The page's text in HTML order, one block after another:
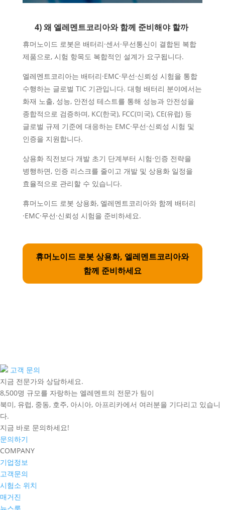
4) 왜 엘레멘트코리아와 함께 준비해야 할까
휴머노이드 로봇은 배터리·센서·무선통신이 결합된 복합
제품으로, 시험 항목도 복합적인 설계가 요구됩니다.
엘레멘트코리아는 배터리·EMC·무선·신뢰성 시험을 통합
수행하는 글로벌 TIC 기관입니다. 대형 배터리 분야에서는
화재 노출, 성능, 안전성 테스트를 통해 성능과 안전성을
종합적으로 검증하며, KC(한국), FCC(미국), CE(유럽)등
글로벌 규제 기준에 대응하는 EMC·무선·신뢰성 시험 및
인증을 지원합니다.
상용화 직전보다 개발 초기 단계부터 시험·인증 전략을
병행하면, 인증 리스크를 줄이고 개발 및 상용화 일정을
효율적으로 관리할 수 있습니다.
휴머노이드 로봇 상용화, 엘레멘트코리아와 함께 배터리
·EMC·무선·신뢰성 시험을 준비하세요.
휴머노이드 로봇 상용화, 엘레멘트코리아와
함께 준비하세요
고객 문의
지금 전문가와 상담하세요.
8,500명 규모를 자랑하는 엘레멘트의 전문가 팀이
북미, 유럽, 중동, 호주, 아시아, 아프리카에서 여러분을 기다리고 있습니
다.
지금 바로 문의하세요!
문의하기
COMPANY
기업정보
고객문의
시험소 위치
매거진
뉴스룸